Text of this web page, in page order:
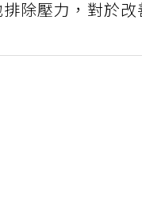
除壓力，對於改